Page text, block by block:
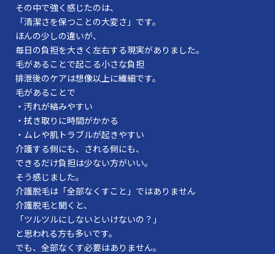
その中で強く感じたのは、
「清潔さを保つことの大変さ」です。
ほんの少しの違いが、
毎日の負担を大きく左右する現実がありました。
毛があることで起こる小さな負担
排泄後のケアは想像以上に繊細です。
毛があることで
・汚れが絡みやすい
・拭き取りに時間がかかる
・ムレや肌トラブルが起きやすい
介護する側にも、される側にも、
できるだけ負担は少ない方がいい。
そう感じました。
介護脱毛は「全部なくすこと」ではありません
介護脱毛と聞くと、
「ツルツルにしないといけないの？」
と思われる方も多いです。
でも、全部なくす必要はありません。